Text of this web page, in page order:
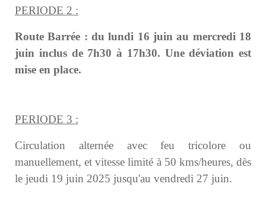
PERIODE 2 :
Route Barrée : du lundi 16 juin au mercredi 18
juin inclus de 7h30 à 17h30. Une déviation est
mise en place.
PERIODE 3 :
Circulation alternée avec feu tricolore ou
manuellement, et vitesse limité à 50 kms/heures, dès
le jeudi 19 juin 2025 jusqu'au vendredi 27 juin.